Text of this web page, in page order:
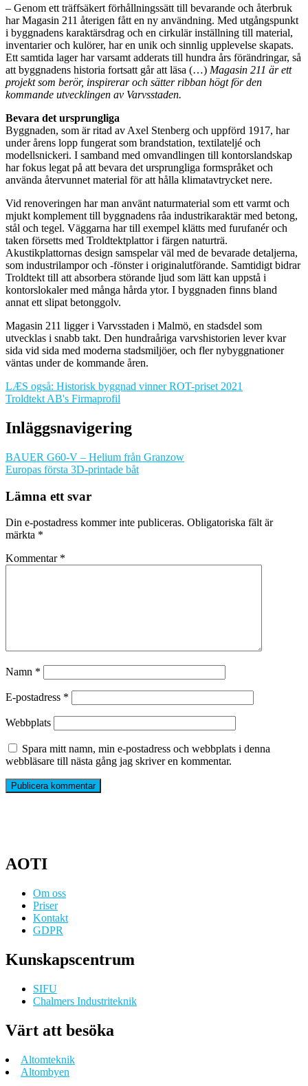
– Genom ett träffsäkert förhållningssätt till bevarande och återbruk
har Magasin 211 återigen fått en ny användning. Med utgångspunkt
i byggnadens karaktärsdrag och en cirkulär inställning till material,
inventarier och kulörer, har en unik och sinnlig upplevelse skapats.
Ett samtida lager har varsamt adderats till hundra års förändringar, så
att byggnadens historia fortsatt går att läsa (…) Magasin 211 är ett
projekt som berör, inspirerar och sätter ribban högt för den
kommande utvecklingen av Varvsstaden.
Bevara det ursprungliga
Byggnaden, som är ritad av Axel Stenberg och uppförd 1917, har
under årens lopp fungerat som brandstation, textilateljé och
modellsnickeri. I samband med omvandlingen till kontorslandskap
har fokus legat på att bevara det ursprungliga formspråket och
använda återvunnet material för att hålla klimatavtrycket nere.
Vid renoveringen har man använt naturmaterial som ett varmt och
mjukt komplement till byggnadens råa industrikaraktär med betong,
stål och tegel. Väggarna har till exempel klätts med furufanér och
taken försetts med Troldtektplattor i färgen naturträ.
Akustikplattornas design samspelar väl med de bevarade detaljerna,
som industrilampor och -fönster i originalutförande. Samtidigt bidrar
Troldtekt till att absorbera störande ljud som lätt kan uppstå i
kontorslokaler med många hårda ytor. I byggnaden finns bland
annat ett slipat betonggolv.
Magasin 211 ligger i Varvsstaden i Malmö, en stadsdel som
utvecklas i snabb takt. Den hundraåriga varvshistorien lever kvar
sida vid sida med moderna stadsmiljöer, och fler nybyggnationer
väntas under de kommande åren.
LÆS også: Historisk byggnad vinner ROT-priset 2021
Troldtekt AB's Firmaprofil
Inläggsnavigering
BAUER G60-V – Helium från Granzow
Europas första 3D-printade båt
Lämna ett svar
Din e-postadress kommer inte publiceras. Obligatoriska fält är
märkta *
Kommentar *
Namn *
E-postadress *
Webbplats
Spara mitt namn, min e-postadress och webbplats i denna
webbläsare till nästa gång jag skriver en kommentar.
AOTI
Om oss
Priser
Kontakt
GDPR
Kunskapscentrum
SIFU
Chalmers Industriteknik
Värt att besöka
Altomteknik
Altombyen